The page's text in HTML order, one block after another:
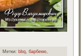
Метки: bbq,барбекю,